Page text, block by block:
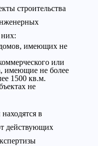
строительства
имеющих не
или
имеющие не более
1500 кв.м.
не
в
действующих